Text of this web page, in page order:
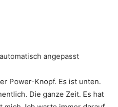
angepasst
Power-Knopf. Es ist unten.
Die ganze Zeit. Es hat